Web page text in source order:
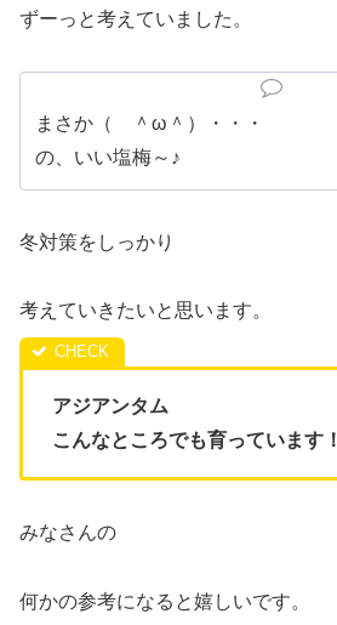
ずーっと考えていました。
まさか（ ＾ω＾）・・・
の、いい塩梅～♪
冬対策をしっかり
考えていきたいと思います。
アジアンタム
こんなところでも育っています！
みなさんの
何かの参考になると嬉しいです。